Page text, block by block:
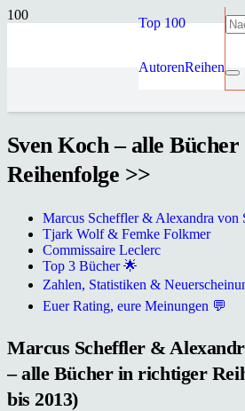
Top 100
AutorenReihen
Sven Koch – alle
Reihenfolge >>
Marcus Scheffler & Alexandra von
Tjark Wolf & Femke Folkmer
Commissaire Leclerc
Top 3 Bücher 🌟
Zahlen, Statistiken &
Euer Rating, eure Meinungen 💬
Marcus Scheffler &
– alle Bücher in richtiger
bis 2013)